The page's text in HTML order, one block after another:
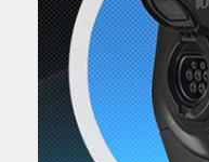
Igor Kukec Brmbi
Slaven Gajdek
Moto putopisi
Vikend vožnje